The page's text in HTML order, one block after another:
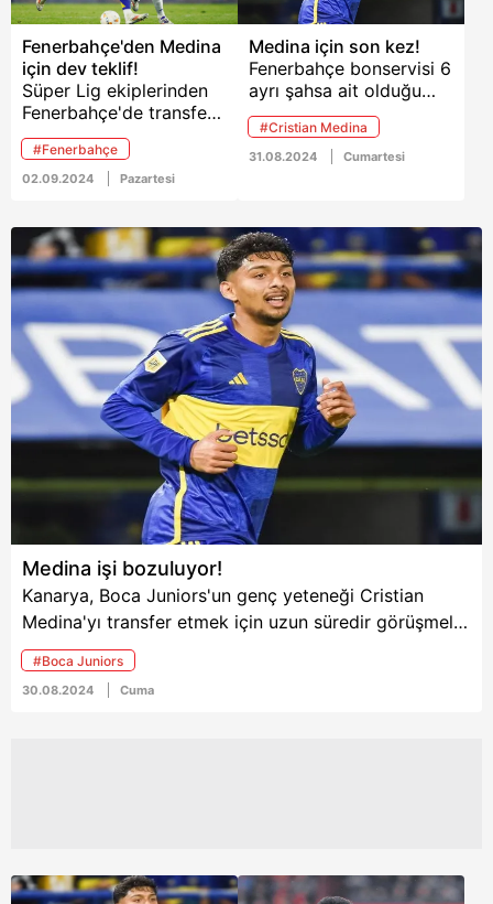
Fenerbahçe'den Medina
için dev teklif!
Süper Lig ekiplerinden
Fenerbahçe'de transfer
çalışmaları devam
ediyor. Sarı lacivertliler,
Sofyan Amrabat'ın
bölgesi için de
çalışmalarını hızlandırdı.
Kanarya, ilk teklifin
reddedildiği Medina için
kesenin ağzını sonuna
kadar açtı. İşte yeni
teklif ve detaylar...
#Fenerbahçe
02.09.2024 Pazartesi
Medina için son kez!
Fenerbahçe bonservisi 6
ayrı şahsa ait olduğu
öne sürülen Cristian
Medina için son kez bir
hamle yapacak.
Ounahi için harekete
geçilecek
#Cristian Medina
31.08.2024 Cumartesi
Medina işi bozuluyor!
Kanarya, Boca Juniors'un genç yeteneği Cristian
Medina'yı transfer etmek için uzun süredir görüşmeler
yapıyordu. Oyuncu ikna edilmiş ve kulübüyle
pazarlıklar sürüyordu. Arjantinli yıldızın bonservisinin
6 ayrı yerde olması ve menajerinin sıkıntı yaratması,
#Boca Juniors
30.08.2024 Cuma